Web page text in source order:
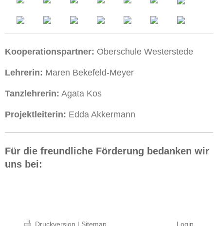
Kooperationspartner: Oberschule Westerstede
Lehrerin: Maren Bekefeld-Meyer
Tanzlehrerin: Agata Kos
Projektleiterin: Edda Akkermann
Für die freundliche Förderung bedanken wir
uns bei:
Druckversion | Sitemap Login